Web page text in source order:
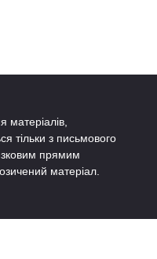
матеріалів,
тільки з письмового
прямим
матеріал.